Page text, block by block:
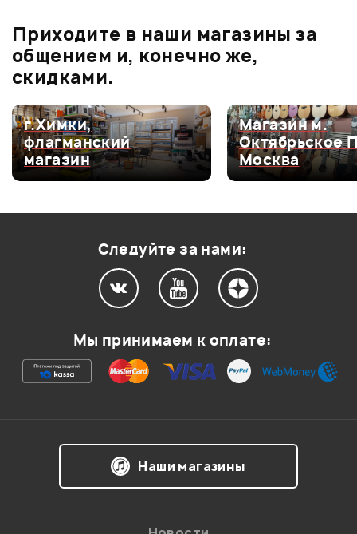
0.0
Оценка5
0
Оценка4
0
Оценка3
0
Ваша оценка:
Приходите в наши магазины за
общением и, конечно же,
скидками.
г.Химки,
флагманский
магазин
Магазин м.
Октябрьское
Москва
Следуйте за нами:
Мы принимаем к оплате:
Наши магазины